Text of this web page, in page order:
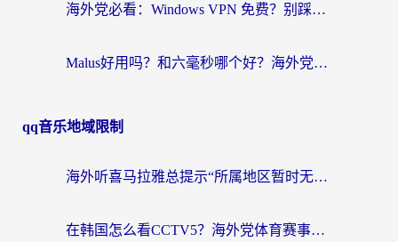
海外党必看：Windows VPN 免费？别踩坑！教你选对好用的国内加速器无缝回国
Malus好用吗？和六毫秒哪个好？海外党选回国加速器的避坑指南
qq音乐地域限制
海外听喜马拉雅总提示“所属地区暂时无版权”？这个限制解除方法亲测有效！
在韩国怎么看CCTV5？海外党体育赛事+中文解说观看终极指南